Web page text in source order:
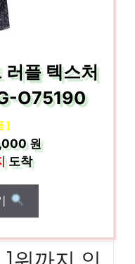
러플 텍스처
O75190
]
원
도착
위까지 인